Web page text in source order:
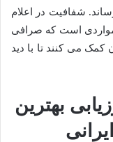
شفافیت در اعلام
مواردی است که صرافی
کمک می کنند تا با دید
بهترین